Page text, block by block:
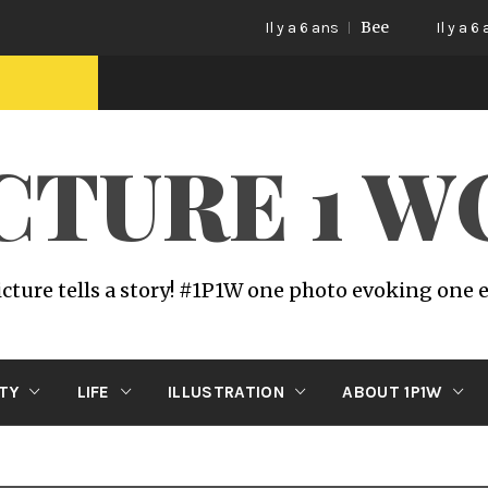
Il y a 6 ans Bee Il y a 6 ans
1
tells a story! #1P1W one photo evoking one
LIFE ILLUSTRATION ABOUT 1P1W